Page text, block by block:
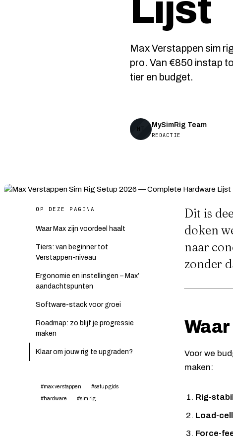
Lijst
Max Verstappen sim
pro. Van €850 instap
tier en budget.
MT
MySimRig Team
REDACTIE
OP DEZE PAGINA
Waar Max zijn voordeel haalt
Tiers: van beginner tot
Verstappen-niveau
Ergonomie en instellingen – Max’
aandachtspunten
Software-stack voor groei
Roadmap: zo blijf je progressie
maken
Klaar om jouw rig te upgraden?
#max verstappen #setup gids
#hardware #sim rig
Dit is
doken
naar
zonder
Voor we
maken:
Rig-
Load-
Force-